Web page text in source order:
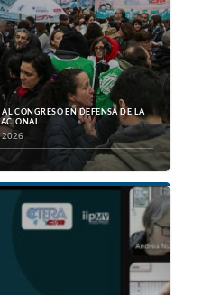
CONGRESO EN DEFENSA DE LA